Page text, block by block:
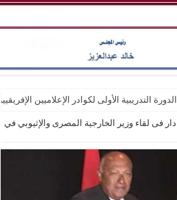
التدريبية الأولى لكوادر الإعلاميين
دار فى لقاء وزير الخارجية المصرى والإثيوبي في